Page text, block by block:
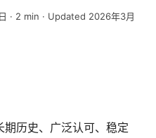
· 2 min · Updated 2026年3月
历史、广泛认可、稳定